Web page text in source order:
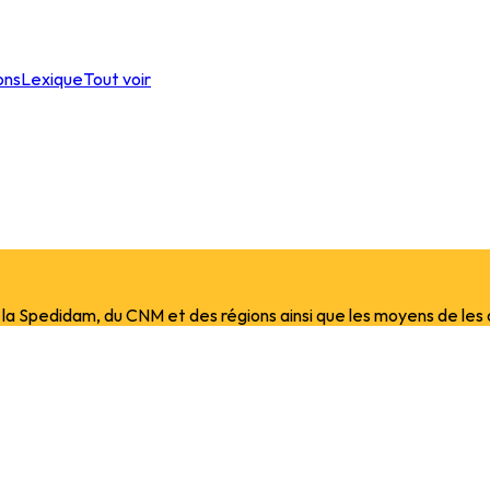
LexiqueTout voir
Spedidam, du CNM et des régions ainsi que les moyens de